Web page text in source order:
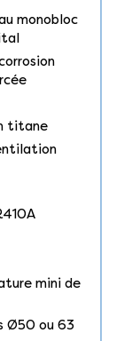
monobloc
titane
mini de
Ø50 ou 63